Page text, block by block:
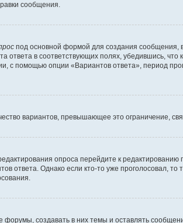
сообщения.
под основной формой для создания сообщения,
в соответствующих полях, убедившись,
с помощью опции «Вариантов ответа», период
вариантов, превышающее это ограничение,
опроса перейдите к редактированию
ответа. Однако если кто-то уже проголосовал,
создавать в них темы и оставлять